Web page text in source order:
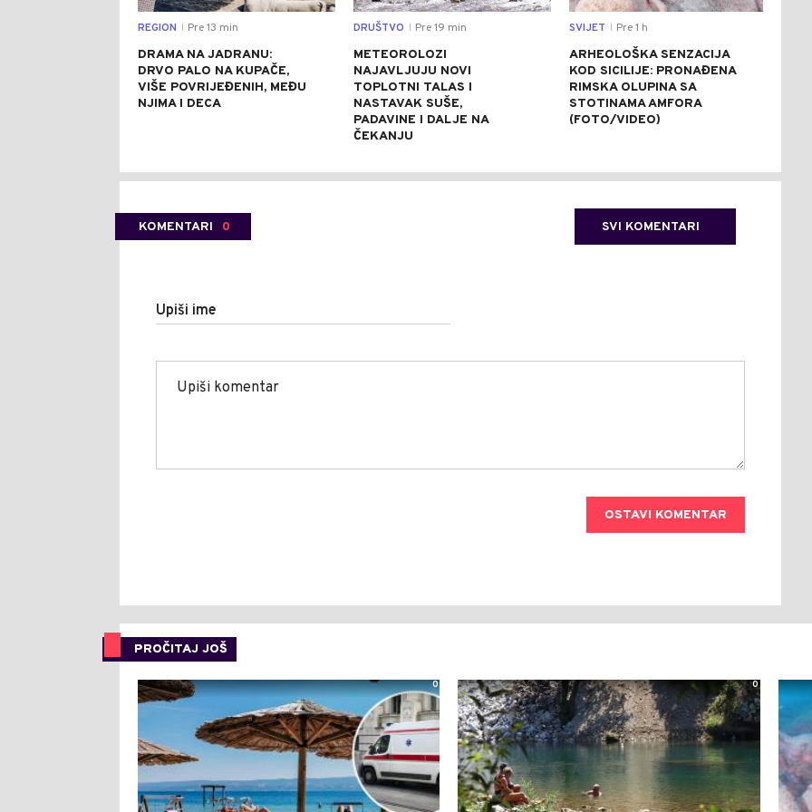
REGION Pre 13 min
DRAMA NA JADRANU:
DRVO PALO NA KUPAČE,
VIŠE POVRIJEĐENIH, MEĐU
NJIMA I DECA
DRUŠTVO Pre 19 min
METEOROLOZI
NAJAVLJUJU NOVI
TOPLOTNI TALAS I
NASTAVAK SUŠE,
PADAVINE I DALJE NA
ČEKANJU
SVIJET Pre 1 h
ARHEOLOŠKA SENZACIJA
KOD SICILIJE: PRONAĐENA
RIMSKA OLUPINA SA
STOTINAMA AMFORA
(FOTO/VIDEO)
KOMENTARI 0 SVI KOMENTARI
Upiši ime
OSTAVI KOMENTAR
PROČITAJ JOŠ
0 0